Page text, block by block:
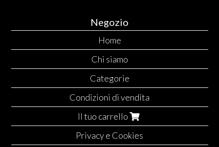
Negozio
Home
Chi siamo
Categorie
Condizioni di vendita
Il tuo carrello
Privacy e Cookies